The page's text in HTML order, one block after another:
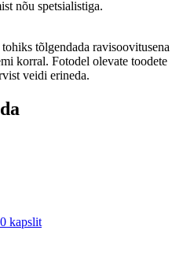
nõu spetsialistiga.
tõlgendada ravisoovitusena
korral. Fotodel olevate toodete
veidi erineda.
kapslit